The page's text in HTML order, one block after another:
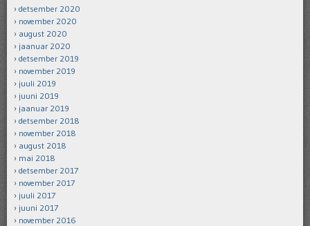
detsember 2020
november 2020
august 2020
jaanuar 2020
detsember 2019
november 2019
juuli 2019
juuni 2019
jaanuar 2019
detsember 2018
november 2018
august 2018
mai 2018
detsember 2017
november 2017
juuli 2017
juuni 2017
november 2016